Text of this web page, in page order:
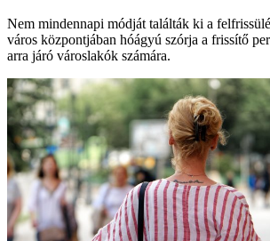
Nem mindennapi módját találták ki a
város központjában hóágyú szórja a frissítő
arra járó városlakók számára.